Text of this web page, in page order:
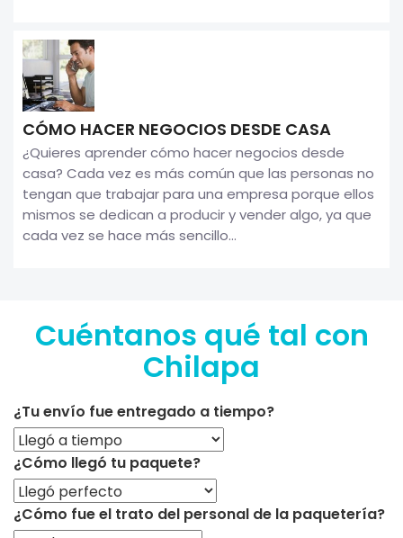
CÓMO HACER NEGOCIOS DESDE CASA
¿Quieres aprender cómo hacer negocios desde
casa? Cada vez es más común que las personas no
tengan que trabajar para una empresa porque ellos
mismos se dedican a producir y vender algo, ya que
cada vez se hace más sencillo...
Cuéntanos qué tal con
Chilapa
¿Tu envío fue entregado a tiempo?
¿Cómo llegó tu paquete?
¿Cómo fue el trato del personal de la paquetería?